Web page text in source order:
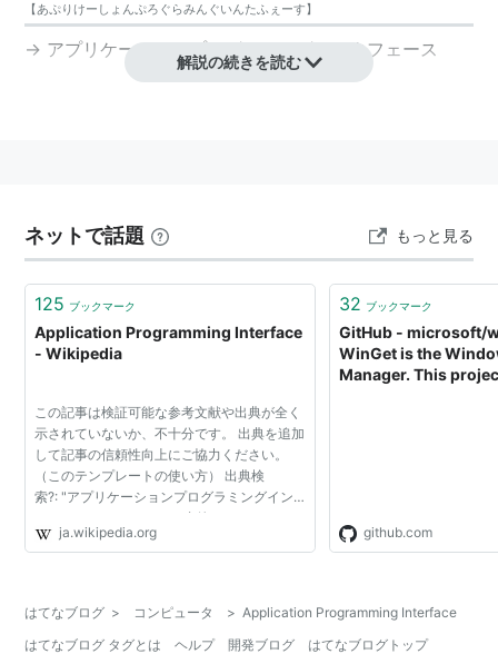
【あぷりけーしょんぷろぐらみんぐいんたふぇーす】
→ アプリケーションプログラミングインタフェース
解説の続きを読む
ネットで話題 もっと見る
125 ブックマーク
Application Programming Interface
- Wikipedia
この記事は検証可能な参考文献や出典が全く
示されていないか、不十分です。 出典を追加
して記事の信頼性向上にご協力ください。
（このテンプレートの使い方） 出典検
索?: "アプリケーションプログラミングイン
タフェース" – ニュース · 書籍 · スカラー ·
CiNii · J-STAGE · NDL · dlib.jp · ジャパンサ
ja.wikipedia.org
32 ブックマーク
GitHub - microsoft/
WinGet is the
Manager. This
github.com
はてなブログ > コンピュータ > Application Programming Interface
はてなブログ タグとは
ヘルプ 開発ブログ はてなブログトップ